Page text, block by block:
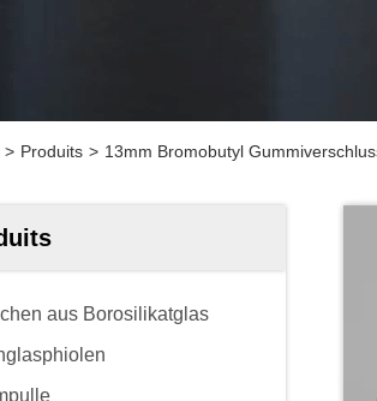
> Produits > 13mm Bromobutyl
aus Borosilikatglas